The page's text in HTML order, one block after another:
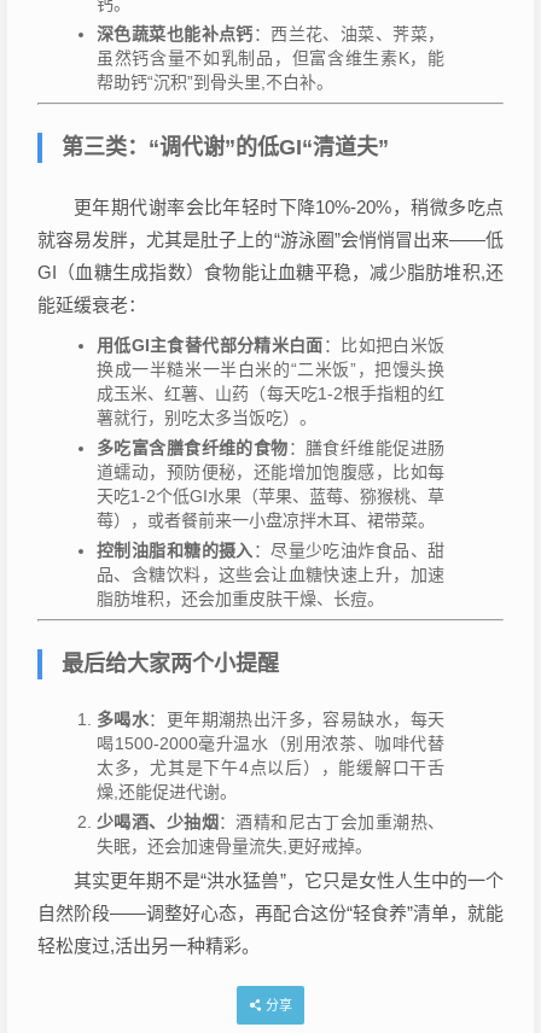
深色蔬菜也能补点钙：西兰花、油菜、荠菜，
虽然钙含量不如乳制品，但富含维生素K，能
帮助钙“沉积”到骨头里,不白补。
第三类：“调代谢”的低GI“清道夫”
更年期代谢率会比年轻时下降10%-20%，稍微多吃点
就容易发胖，尤其是肚子上的“游泳圈”会悄悄冒出来——低
GI（血糖生成指数）食物能让血糖平稳，减少脂肪堆积,还
能延缓衰老：
用低GI主食替代部分精米白面：比如把白米饭
换成一半糙米一半白米的“二米饭”，把馒头换
成玉米、红薯、山药（每天吃1-2根手指粗的红
薯就行，别吃太多当饭吃）。
多吃富含膳食纤维的食物：膳食纤维能促进肠
道蠕动，预防便秘，还能增加饱腹感，比如每
天吃1-2个低GI水果（苹果、蓝莓、猕猴桃、草
莓），或者餐前来一小盘凉拌木耳、裙带菜。
控制油脂和糖的摄入 ：尽量少吃油炸食品、甜
品、含糖饮料，这些会让血糖快速上升，加速
脂肪堆积，还会加重皮肤干燥、长痘。
最后给大家两个小提醒
多喝水：更年期潮热出汗多，容易缺水，每天
喝1500-2000毫升温水（别用浓茶、咖啡代替
太多，尤其是下午4点以后），能缓解口干舌
燥,还能促进代谢。
少喝酒、少抽烟 ：酒精和尼古丁会加重潮热、
失眠，还会加速骨量流失,更好戒掉。
其实更年期不是“洪水猛兽”，它只是女性人生中的一个
自然阶段——调整好心态，再配合这份“轻食养”清单，就能
轻松度过,活出另一种精彩。
分享